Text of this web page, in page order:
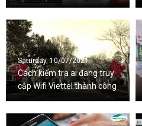
mới nhất 2026
Saturday, 10/07/2021
Cách kiểm tra ai đang truy
cập Wifi Viettel thành công
100%